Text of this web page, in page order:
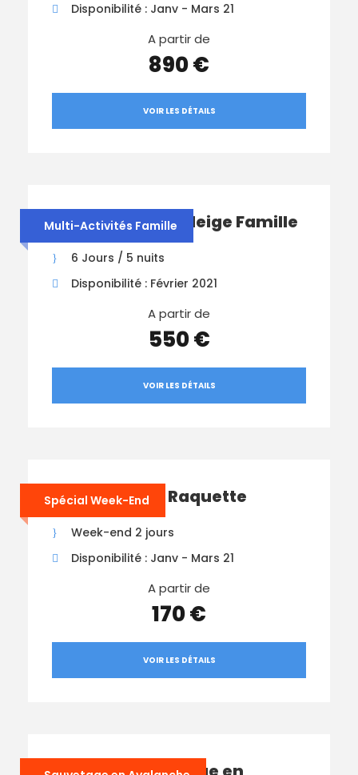
Disponibilité : Janv - Mars 21
A partir de
890 €
VOIR LES DÉTAILS
Multi-Activités Famille
Multi-Activités Neige Famille
6 Jours / 5 nuits
Disponibilité : Février 2021
A partir de
550 €
VOIR LES DÉTAILS
Spécial Week-End
WE Sommets Raquette
Week-end 2 jours
Disponibilité : Janv - Mars 21
A partir de
170 €
VOIR LES DÉTAILS